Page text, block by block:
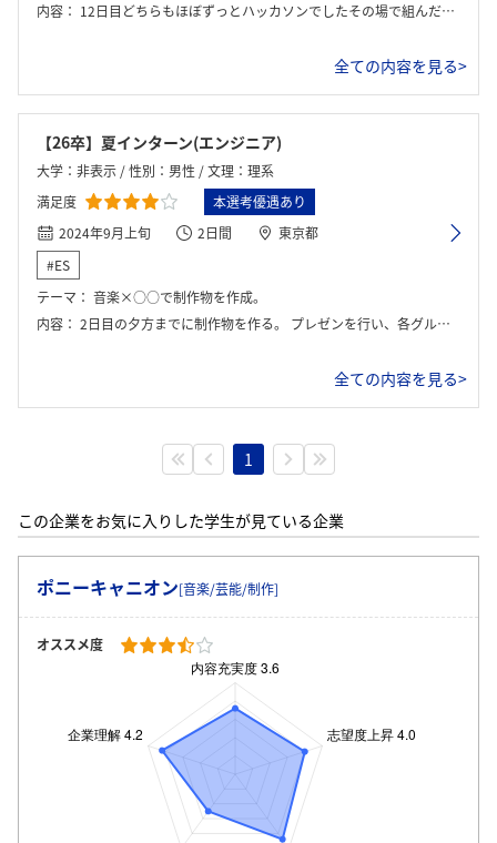
内容： 12日目どちらもほぼずっとハッカソンでしたその場で組んだチームでwebアプリの開発を行いました
全ての内容を見る>
【26卒】夏インターン(エンジニア)
大学：非表示 / 性別：男性 / 文理：理系
満足度
本選考優遇あり
2024年9月上旬
2日間
東京都
#ES
テーマ： 音楽×○○で制作物を作成。
内容： 2日目の夕方までに制作物を作る。 プレゼンを行い、各グループの中から最優秀チームを決める。
全ての内容を見る>
1
この企業をお気に入りした学生が見ている企業
ポニーキャニオン[音楽/芸能/制作]
オススメ度
ログイン・会員登録